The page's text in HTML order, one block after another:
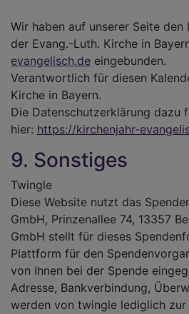
Wir haben auf unserer Seite den
der Evang.-Luth. Kirche in
evangelisch.de eingebunden.
Verantwortlich für diesen
Kirche in Bayern.
Die Datenschutzerklärung dazu
hier: https://kirchenjahr-
9. Sonstiges
Twingle
Diese Website nutzt das
GmbH, Prinzenallee 74, 13357
GmbH stellt für dieses
Plattform für den
von Ihnen bei der Spende
Adresse, Bankverbindung,
werden von twingle lediglich